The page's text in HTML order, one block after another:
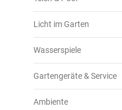
Licht im Garten
Wasserspiele
Gartengeräte & Service
Ambiente